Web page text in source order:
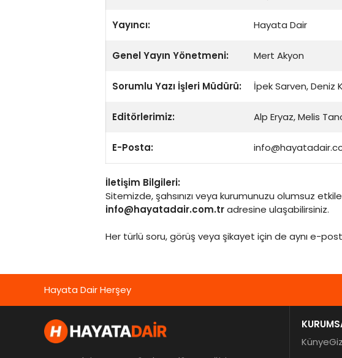
Yayıncı: Hayata Dair
Genel Yayın Yönetmeni: Mert Akyon
Sorumlu Yazı İşleri Müdürü: İpek Sarven, Deniz
Editörlerimiz: Alp Eryaz, Melis
E-Posta:
İletişim Bilgileri:
Sitemizde, şahsınızı veya kurumunuzu olumsuz
info@hayatadair.com.tradresine ulaşabilirsiniz.
Her türlü soru, görüş veya şikayet için de aynı e-
Hayata Dair Herşey
Künye